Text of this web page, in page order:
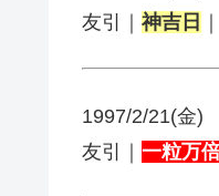
友引｜ 神吉日
1997/2/21(金)
友引｜ 一粒万